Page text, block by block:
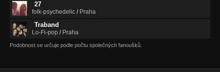
27
folk-psychedelic / Praha
Traband
Lo-Fi-pop / Praha
Podobnost se určuje podle počtu společných fanoušků.